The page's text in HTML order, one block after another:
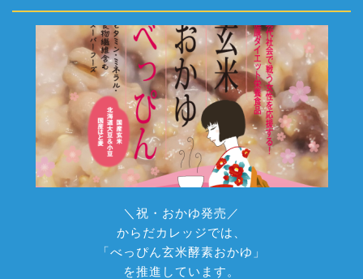
＼祝・おかゆ発売／
からだカレッジでは、
「べっぴん玄米酵素おかゆ」
を推進しています。